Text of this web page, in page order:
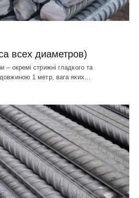
всех диаметров)
– окремі стрижні гладкого та
1 метр, вага яких…